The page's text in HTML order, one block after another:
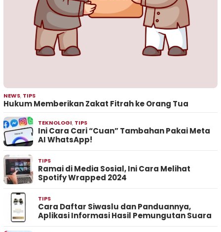
NEWS, TIPS
Hukum Memberikan Zakat Fitrah ke Orang Tua
TEKNOLOGI, TIPS
Ini Cara Cari “Cuan” Tambahan Pakai Meta
AI WhatsApp!
TIPS
Ramai di Media Sosial, Ini Cara Melihat
Spotify Wrapped 2024
TIPS
Cara Daftar Siwaslu dan Panduannya,
Aplikasi Informasi Hasil Pemungutan Suara